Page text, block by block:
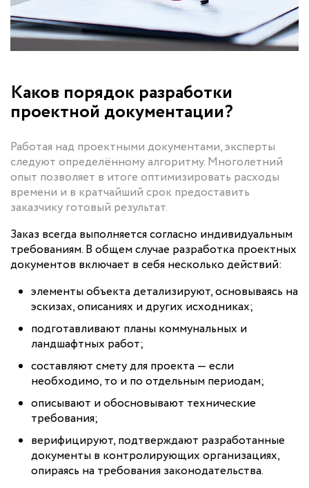
Каков порядок разработки
проектной документации?
Работая над проектными документами, эксперты
следуют определённому алгоритму. Многолетний
опыт позволяет в итоге оптимизировать расходы
времени и в кратчайший срок предоставить
заказчику готовый результат.
Заказ всегда выполняется согласно индивидуальным
требованиям. В общем случае разработка проектных
документов включает в себя несколько действий:
элементы объекта детализируют, основываясь на
эскизах, описаниях и других исходниках;
подготавливают планы коммунальных и
ландшафтных работ;
составляют смету для проекта — если
необходимо, то и по отдельным периодам;
описывают и обосновывают технические
требования;
верифицируют, подтверждают разработанные
документы в контролирующих организациях,
опираясь на требования законодательства.